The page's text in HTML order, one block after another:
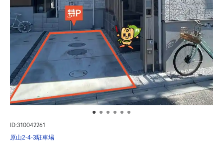
ID:310042261
原山2-4-3駐車場